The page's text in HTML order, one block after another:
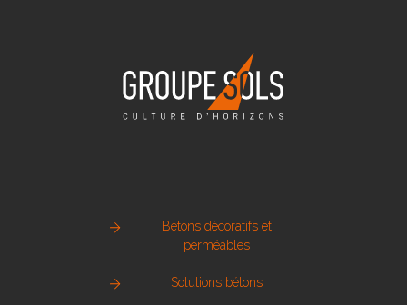
Bétons décoratifs et
perméables
Solutions bétons